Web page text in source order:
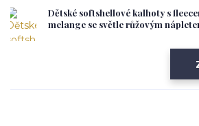
Dětské softshellové kalhoty s
melange se světle růžovým